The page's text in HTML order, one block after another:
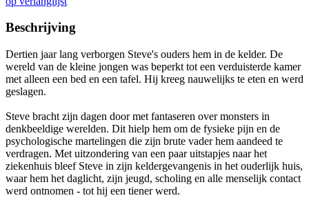
Beschrijving
Dertien jaar lang verborgen Steve's ouders hem in de kelder. De
wereld van de kleine jongen was beperkt tot een verduisterde kamer
met alleen een bed en een tafel. Hij kreeg nauwelijks te eten en werd
geslagen.
Steve bracht zijn dagen door met fantaseren over monsters in
denkbeeldige werelden. Dit hielp hem om de fysieke pijn en de
psychologische martelingen die zijn brute vader hem aandeed te
verdragen. Met uitzondering van een paar uitstapjes naar het
ziekenhuis bleef Steve in zijn keldergevangenis in het ouderlijk huis,
waar hem het daglicht, zijn jeugd, scholing en alle menselijk contact
werd ontnomen - tot hij een tiener werd.